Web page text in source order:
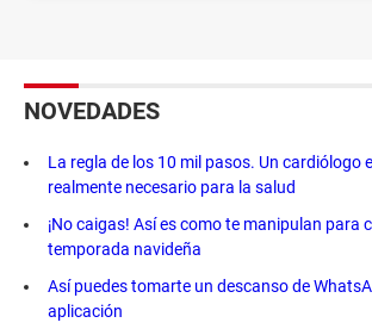
NOVEDADES
La regla de los 10 mil pasos. Un cardiólogo
realmente necesario para la salud
¡No caigas! Así es como te manipulan para
temporada navideña
Así puedes tomarte un descanso de
aplicación